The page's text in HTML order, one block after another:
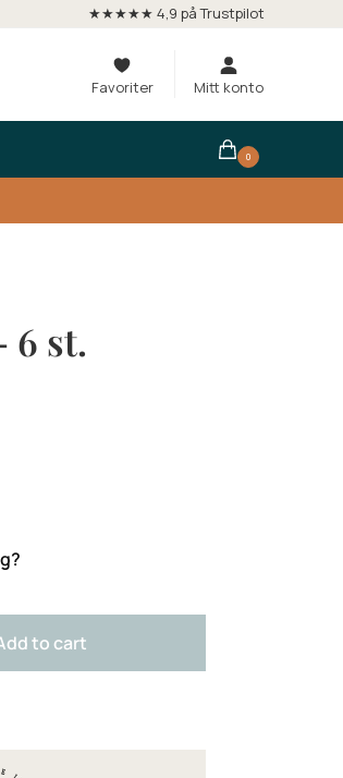
★★★★★ 4,9 på Trustpilot
Favoriter Mitt konto
0
6 st.
to cart